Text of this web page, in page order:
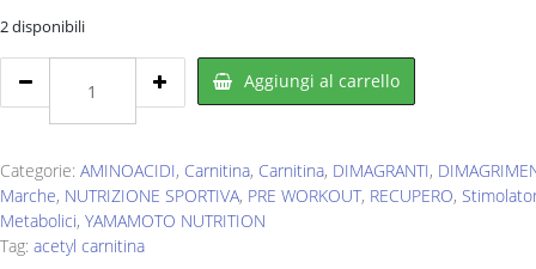
€24,99.
2 disponibili
NUTRITION
Acetyl
Carnitine
1000mg
120
cps
Aggiungi al carrello
Categorie: AMINOACIDI, Carnitina, Carnitina, DIMAGRANTI,
Marche, NUTRIZIONE SPORTIVA, PRE WORKOUT, RECUPERO,
Metabolici, YAMAMOTO NUTRITION
Tag: acetyl carnitina